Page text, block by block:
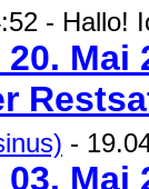
- Hallo!
Mai
-
Mai